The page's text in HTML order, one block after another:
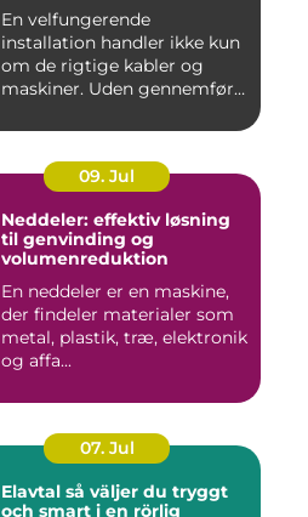
En velfungerende
installation handler ikke kun
om de rigtige kabler og
maskiner. Uden gennemført
09. Jul
Neddeler: effektiv løsning
til genvinding og
volumenreduktion
En neddeler er en maskine,
der findeler materialer som
metal, plastik, træ, elektronik
og affa...
07. Jul
Elavtal så väljer du tryggt
och smart i en rörlig